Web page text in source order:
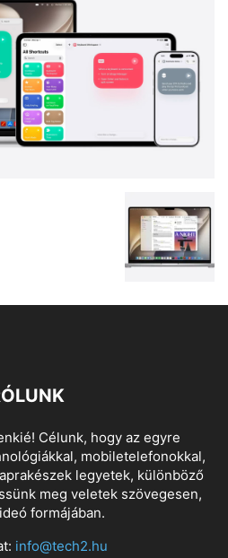
Célunk, hogy az egyre
mobiletelefonokkal,
legyetek, különböző
meg veletek szövegesen,
formájában.
info@tech2.hu